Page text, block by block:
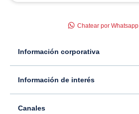
Información corporativa
Información para inversionistas
Información de interés
Canales
Chatear por Whatsapp